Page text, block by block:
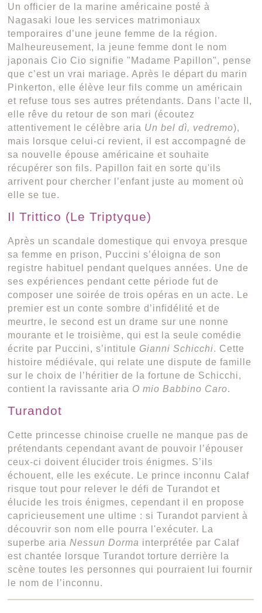
Un officier de la marine américaine posté à
Nagasaki loue les services matrimoniaux
temporaires d’une jeune femme de la région.
Malheureusement, la jeune femme dont le nom
japonais Cio Cio signifie "Madame Papillon", pense
que c’est un vrai mariage. Après le départ du marin
Pinkerton, elle élève leur fils comme un américain
et refuse tous ses autres prétendants. Dans l’acte II,
elle rêve du retour de son mari (écoutez
attentivement le célèbre aria Un bel dì, vedremo),
mais lorsque celui-ci revient, il est accompagné de
sa nouvelle épouse américaine et souhaite
récupérer son fils. Papillon fait en sorte qu'ils
arrivent pour chercher l’enfant juste au moment où
elle se tue.
Il Trittico (Le Triptyque)
Après un scandale domestique qui envoya presque
sa femme en prison, Puccini s’éloigna de son
registre habituel pendant quelques années. Une de
ses expériences pendant cette période fut de
composer une soirée de trois opéras en un acte. Le
premier est un conte sombre d’infidélité et de
meurtre, le second est un drame sur une nonne
mourante et le troisième, qui est la seule comédie
écrite par Puccini, s’intitule Gianni Schicchi. Cette
histoire médiévale, qui relate une dispute de famille
sur le choix de l’héritier de la fortune de Schicchi,
contient la ravissante aria O mio Babbino Caro.
Turandot
Cette princesse chinoise cruelle ne manque pas de
prétendants cependant avant de pouvoir l’épouser
ceux-ci doivent élucider trois énigmes. S’ils
échouent, elle les exécute. Le prince inconnu Calaf
risque tout pour relever le défi de Turandot et
élucide les trois énigmes, cependant il en propose
capricieusement une ultime : si Turandot parvient à
découvrir son nom elle pourra l'exécuter. La
superbe ariaNessun Dorma interprétée par Calaf
est chantée lorsque Turandot torture derrière la
scène toutes les personnes qui pourraient lui fournir
le nom de l’inconnu.